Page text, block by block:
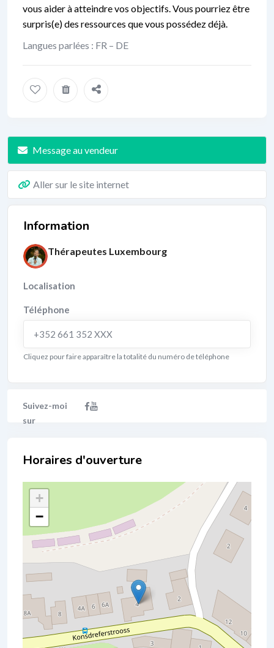
vous aider à atteindre vos objectifs. Vous pourriez être
surpris(e) des ressources que vous possédez déjà.
Langues parlées : FR – DE
Message au vendeur
Aller sur le site internet
Information
Thérapeutes Luxembourg
Localisation
Téléphone
+352 661 352 XXX
Cliquez pour faire apparaître la totalité du numéro de téléphone
Localisation
+
−